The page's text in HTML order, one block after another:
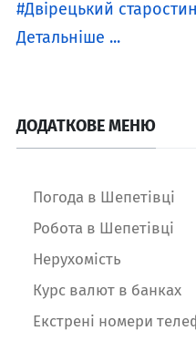
Двірецький
Детальніше ...
ДОДАТКОВЕ МЕНЮ
Погода в Шепетівці
Робота в Шепетівці
Нерухомість
Курс валют в банках
Екстрені номери